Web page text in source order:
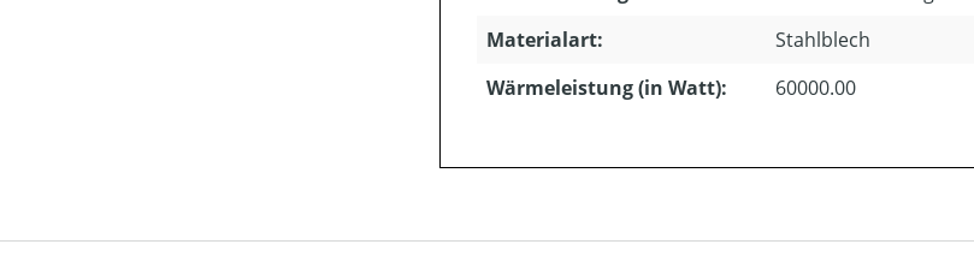
Materialart:
Stahlblech
Wärmeleistung (in Watt):
60000.00